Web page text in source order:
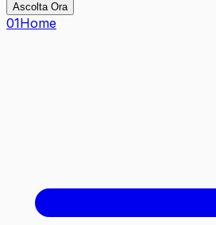
Ascolta Ora
01Home